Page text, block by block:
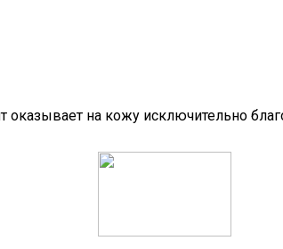
на кожу исключительно